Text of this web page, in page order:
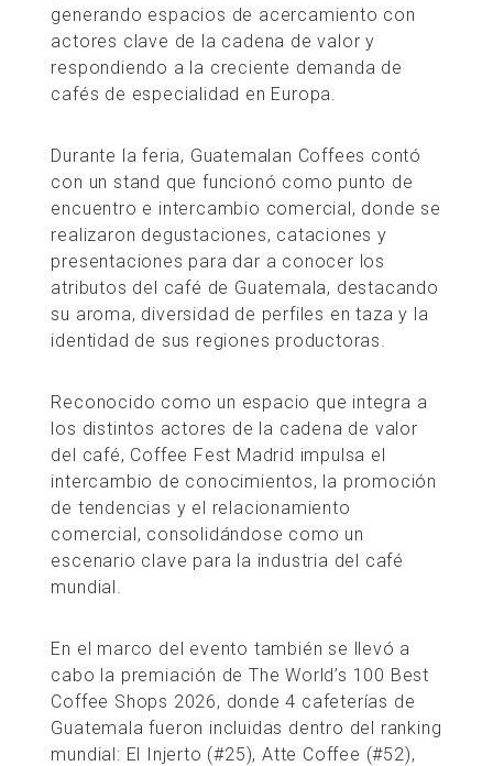
generando espacios de acercamiento con
actores clave de la cadena de valor y
respondiendo a la creciente demanda de
cafés de especialidad en Europa.
Durante la feria, Guatemalan Coffees contó
con un stand que funcionó como punto de
encuentro e intercambio comercial, donde se
realizaron degustaciones, cataciones y
presentaciones para dar a conocer los
atributos del café de Guatemala, destacando
su aroma, diversidad de perfiles en taza y la
identidad de sus regiones productoras.
Reconocido como un espacio que integra a
los distintos actores de la cadena de valor
del café, Coffee Fest Madrid impulsa el
intercambio de conocimientos, la promoción
de tendencias y el relacionamiento
comercial, consolidándose como un
escenario clave para la industria del café
mundial.
En el marco del evento también se llevó a
cabo la premiación de The World’s 100 Best
Coffee Shops 2026, donde 4 cafeterías de
Guatemala fueron incluidas dentro del ranking
mundial: El Injerto (#25), Atte Coffee (#52),